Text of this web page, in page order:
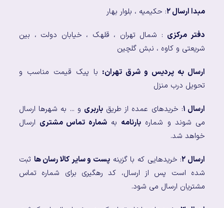
مبدا ارسال ۲ : حکیمیه ، بلوار بهار
دفتر مرکزی : شمال تهران ، قلهک ، خیابان دولت ، بین
شریعتی و کاوه ، نبش گلچین
ارسال به پردیس و شرق تهران: با پیک قیمت مناسب و
تحویل درب منزل
ارسال ۱ : خریدهای عمده از طریقباربری و ... به شهرها ارسال
می شوند و شماره بارنامه بهشماره تماس مشتری ارسال
خواهد شد.
ارسال ۲ : خریدهایی که با گزینه پست و سایر کالا رسان ها ثبت
شده است پس از ارسال، کد رهگیری برای شماره تماس
مشتریان ارسال می شود.